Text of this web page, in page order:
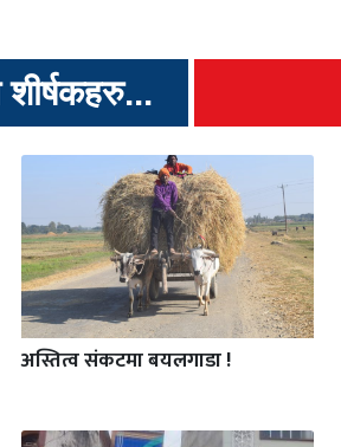
शीर्षकहरु...
अस्तित्व संकटमा बयलगाडा !